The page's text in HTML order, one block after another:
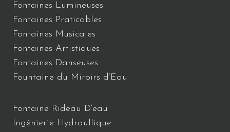
Fontaines Lumineuses
Fontaines Praticables
Fontaines Musicales
Fontaines Artistiques
Fontaines Danseuses
Fountaine du Miroirs d’Eau
Fontaine Rideau D’eau
Ingénierie Hydraullique